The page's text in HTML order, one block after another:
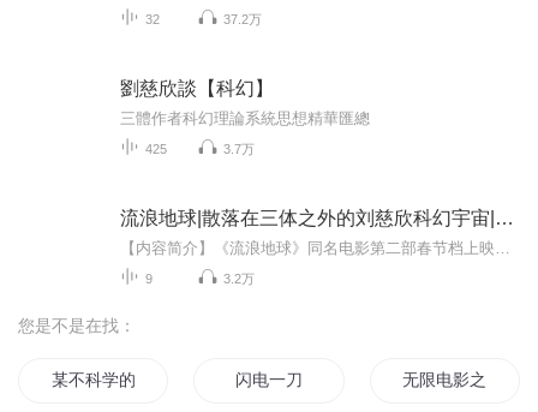
32 37.2万
劉慈欣談【科幻】
三體作者科幻理論系統思想精華匯總
425 3.7万
流浪地球|散落在三体之外的刘慈欣科幻宇宙|热映影视原著|短篇|AI电子书
9 3.2万
您是不是在找：
某不科学的超闪光炮 闪电一刀 无限电影之科幻